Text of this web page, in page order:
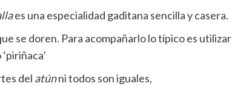
es una especialidad gaditana sencilla y casera.
se doren. Para acompañarlo lo típico es utilizar
del atúnni todos son iguales,